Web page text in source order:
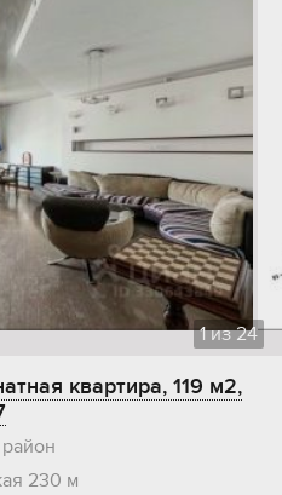
1из24
квартира, 119 м2,
230 м